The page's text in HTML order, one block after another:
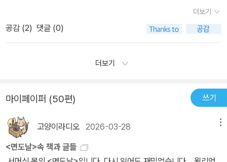
--- <인간의 굴레에서 1>, 286쪽. ---------- 백부의 완강한 반대
동안 그림을 공부한다. 하지만 자신에겐 재능이 없음을 깨닫고 화가
백부가 말했다. “이제 너는 어린애가 아냐. 자리를 잡고 안정할 생각
을 해야지. 처음에는 공인회계사가 되겠다고 우겼다가 곧 싫증을 내
고 화가가 되고 싶다고 했다. 그런데 이제 또 멋대로 생각을 바꾸다니.
그건 말이다, 네가 ……”그는 필립의 성격적 결함을 정확히 지적하는
말을 찾으려고 잠시 머뭇거렸다. 필립이 대신 말끝을 맺어주었다. “우
나마 알 수 있었고, 평범한 사람들이 살면서 겪게 되는 많은 일들, 우
연한 기회를 통해 전혀 다른 삶을 살게 되는 부분들이 흥미롭게 다가
왔다. 최근에 읽은 책들 중 가장 인상 깊은 책이다. 생각보다 많은 작
벌거나 명성을 얻어 성공하는 것은 중요하지 않다고 보았다. 무엇을
기 능력을 최대한 활용하는 것이 아닐까 하는 생각이 들었다. (407
쪽) - 자네가 내게 보여준 그림들에는 재능은 없네. 열성과 지성은 있
어. 자넨 보통 이상의 화가가 되지는 못할 거야. (415쪽) - 이렇게 말
이런 약점등이 성격등을 더 배려심있게 만들고, 겸손해지므로 타인들
이 주인공을 다 좋아하게 되는역할이 된것도 부인할수 없다 약점이
명적인 약점을 놀리는 장면등은 가슴이 아팠고, 믿음으로 극복될수있
다음날 자신의 다리를 더듬어보고 절망하는 부분은 가슴이 메어왔
다. 고등학교 졸업후 신학대학을 졸업하고 사제가 되라는 백부와 교
장의 권고를 뿌리치고,자유분방하게 살고 자신의 삶의 목적을 찾고
자, 처음에는 회계사가되기위한 도제 수업, 그후 자신의 열망을 쫒아
그림 공부를 시작했으나, 자신의 능력한계를 깨닫고 포기, 결국 의사
테스가 그렇고,소설이나 연속극이 그렇고,연예계의 뒷담화들이가끔
그러하듯 영리한 사람들이 어울리지 않는 전혀 엉뚱한 인연을맺게 되
는 이유가 뭘까싶었는데, 필립이 밀드레드에게서 헤어나질 못하던 부
분을 보니그럴수도 있겠다로 여겨지는것이다.독서를많이 하는 필립-
직업을 전전하다 다시 의사로 돌린 그의생이앞으로 2권에선 어떻게
전개되어질것인가가 거듭 궁금해진다.이 나라, 저 나라를 전전할 수
있으며, 세계의 사람들과관계할 수 있고,이것저것 해보고 싶은 걸 해
볼 수 있다는 것은 21세기를 맞이한 지금도 한국의청년들로선 쉽지
않을 부분이다. 이러한 경험들이 필립이 살아가는데 어떤 영향을 줄
지 사뭇기대조차 된다.번역도 상당히 잘 된 것 같아서 읽는 재미가 더
더보기
공감 (2) 댓글 (0)
더보기
마이페이퍼 (50편) 쓰기
고양이라디오 2026-03-28
<면도날>속 책과 글들